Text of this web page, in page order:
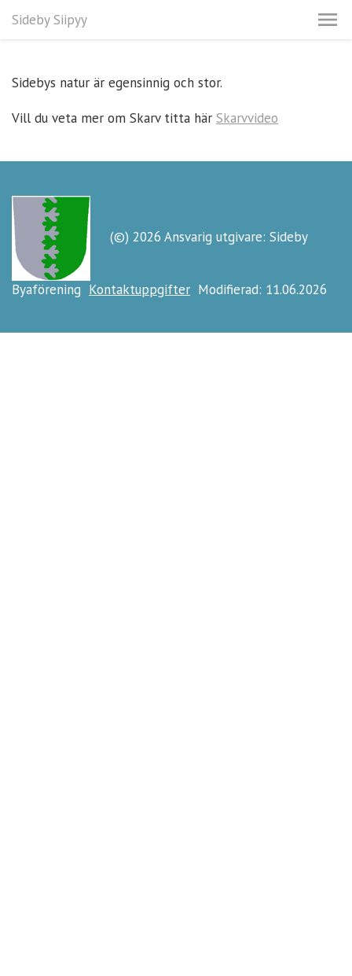
Sideby Siipyy
Sidebys natur är egensinnig och stor.
Vill du veta mer om Skarv titta här Skarvvideo
(©) 2026 Ansvarig utgivare: Sideby
Byaförening Kontaktuppgifter Modifierad: 11.06.2026